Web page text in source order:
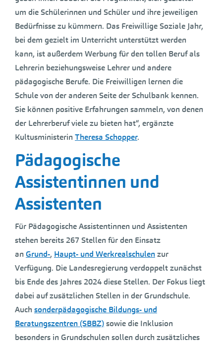
um die Schülerinnen und Schüler und ihre jeweiligen
Bedürfnisse zu kümmern. Das Freiwillige Soziale Jahr,
bei dem gezielt im Unterricht unterstützt werden
kann, ist außerdem Werbung für den tollen Beruf als
Lehrerin beziehungsweise Lehrer und andere
pädagogische Berufe. Die Freiwilligen lernen die
Schule von der anderen Seite der Schulbank kennen.
Sie können positive Erfahrungen sammeln, von denen
der Lehrerberuf viele zu bieten hat“, ergänzte
Kultusministerin Theresa Schopper.
Pädagogische
Assistentinnen und
Assistenten
Für Pädagogische Assistentinnen und Assistenten
stehen bereits 267 Stellen für den Einsatz
an Grund-, Haupt- und Werkrealschulenzur
Verfügung. Die Landesregierung verdoppelt zunächst
bis Ende des Jahres 2024 diese Stellen. Der Fokus liegt
dabei auf zusätzlichen Stellen in der Grundschule.
Auch sonderpädagogische Bildungs- und
Beratungszentren (SBBZ)sowie die Inklusion
besonders in Grundschulen sollen durch zusätzliches